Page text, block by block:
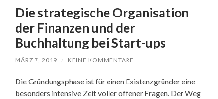
Die strategische Organisation
der Finanzen und der
Buchhaltung bei Start-ups
MÄRZ 7, 2019 / KEINE KOMMENTARE
Die Gründungsphase ist für einen Existenzgründer eine
besonders intensive Zeit voller offener Fragen. Der Weg